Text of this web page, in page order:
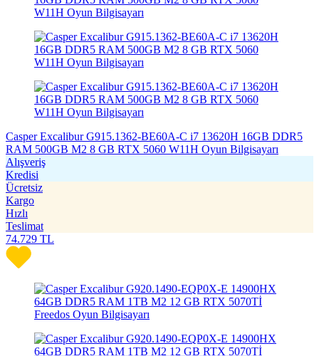
Casper Excalibur G915.1362-BE60A-C i7 13620H 16GB DDR5
RAM 500GB M2 8 GB RTX 5060 W11H Oyun Bilgisayarı
Alışveriş
Kredisi
Ücretsiz
Kargo
Hızlı
Teslimat
74.729 TL